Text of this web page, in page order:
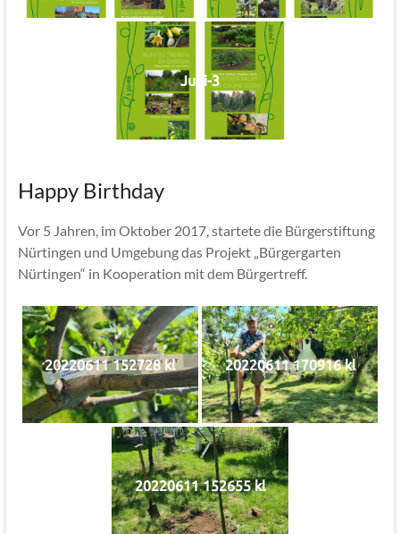
Jubi-3
Happy Birthday
Vor 5 Jahren, im Oktober 2017, startete die Bürgerstiftung
Nürtingen und Umgebung das Projekt „Bürgergarten
Nürtingen“ in Kooperation mit dem Bürgertreff.
20220611 152728 kl 20220611 170916 kl
20220611 152655 kl